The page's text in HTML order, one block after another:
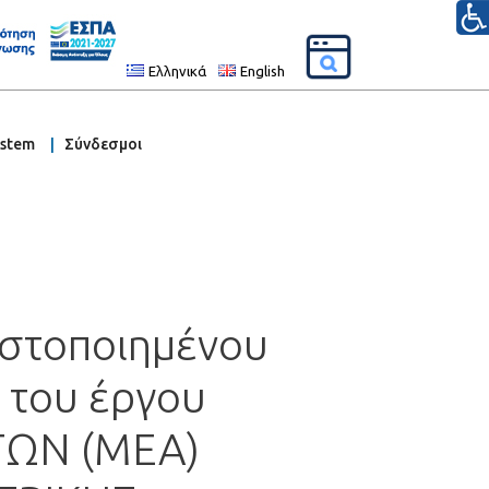
Ελληνικά English
Σύνδεσμοι
του έργου
(ΜΕΑ)